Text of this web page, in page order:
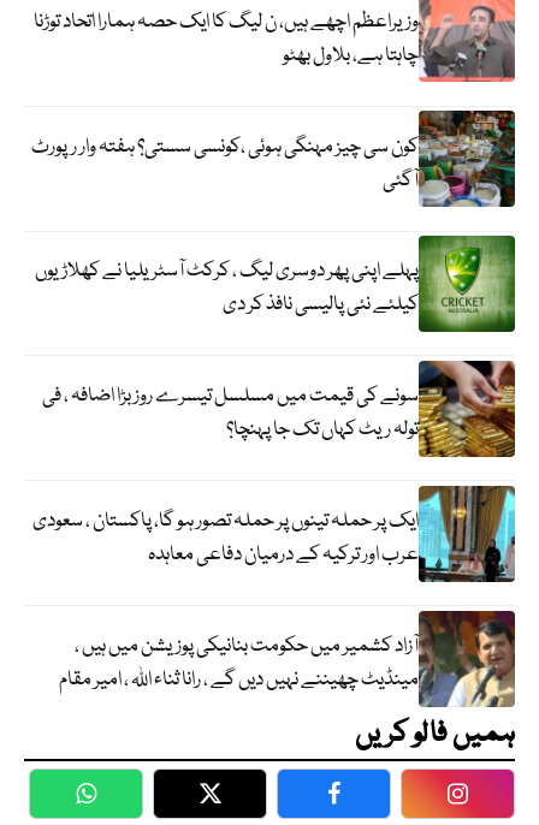
وزیراعظم اچھے ہیں، ن لیگ کا ایک حصہ ہمارا اتحاد توڑنا
چاہتا ہے، بلاول بھٹو
کون سی چیز مہنگی ہوئی ،کونسی سستی؟ ہفتہ وار رپورٹ
آگئی
پہلے اپنی پھر دوسری لیگ ، کرکٹ آسٹریلیا نے کھلاڑیوں
کیلئے نئی پالیسی نافذ کر دی
سونے کی قیمت میں مسلسل تیسرے روز بڑا اضافہ ، فی
تولہ ریٹ کہاں تک جا پہنچا؟
ایک پر حملہ تینوں پر حملہ تصور ہو گا، پاکستان ، سعودی
عرب اور ترکیہ کے درمیان دفاعی معاہدہ
آزاد کشمیر میں حکومت بنانیکی پوزیشن میں ہیں ،
مینڈیٹ چھیننے نہیں دیں گے ، رانا ثناء اللہ ، امیر مقام
ہمیں فالو کریں
WhatsApp Twitter Facebook